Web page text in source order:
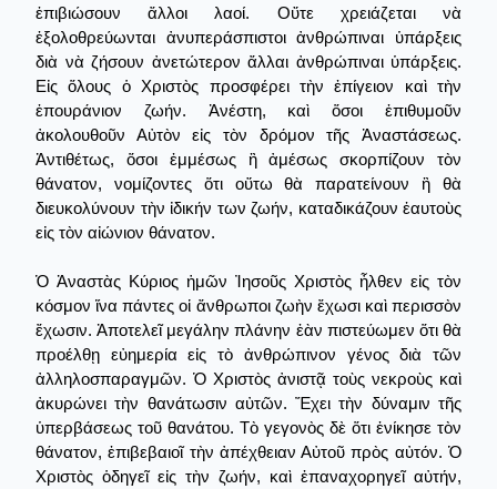
ἐπιβιώσουν ἄλλοι λαοί. Οὔτε χρειάζεται νὰ
ἐξολοθρεύωνται ἀνυπεράσπιστοι ἀνθρώπιναι ὑπάρξεις
διὰ νὰ ζήσουν ἀνετώτερον ἄλλαι ἀνθρώπιναι ὑπάρξεις.
Εἰς ὅλους ὁ Χριστὸς προσφέρει τὴν ἐπίγειον καὶ τὴν
ἐπουράνιον ζωήν. Ἀνέστη, καὶ ὅσοι ἐπιθυμοῦν
ἀκολουθοῦν Αὐτὸν εἰς τὸν δρόμον τῆς Ἀναστάσεως.
Ἀντιθέτως, ὅσοι ἐμμέσως ἢ ἀμέσως σκορπίζουν τὸν
θάνατον, νομίζοντες ὅτι οὕτω θὰ παρατείνουν ἢ θὰ
διευκολύνουν τὴν ἰδικήν των ζωήν, καταδικάζουν ἑαυτοὺς
εἰς τὸν αἰώνιον θάνατον.
Ὁ Ἀναστὰς Κύριος ἡμῶν Ἰησοῦς Χριστὸς ἦλθεν εἰς τὸν
κόσμον ἵνα πάντες οἱ ἄνθρωποι ζωὴν ἔχωσι καὶ περισσὸν
ἔχωσιν. Ἀποτελεῖ μεγάλην πλάνην ἐὰν πιστεύωμεν ὅτι θὰ
προέλθῃ εὐημερία εἰς τὸ ἀνθρώπινον γένος διὰ τῶν
ἀλληλοσπαραγμῶν. Ὁ Χριστὸς ἀνιστᾷ τοὺς νεκροὺς καὶ
ἀκυρώνει τὴν θανάτωσιν αὐτῶν. Ἔχει τὴν δύναμιν τῆς
ὑπερβάσεως τοῦ θανάτου. Τὸ γεγονὸς δὲ ὅτι ἐνίκησε τὸν
θάνατον, ἐπιβεβαιοῖ τὴν ἀπέχθειαν Αὐτοῦ πρὸς αὐτόν. Ὁ
Χριστὸς ὁδηγεῖ εἰς τὴν ζωήν, καὶ ἐπαναχορηγεῖ αὐτήν,